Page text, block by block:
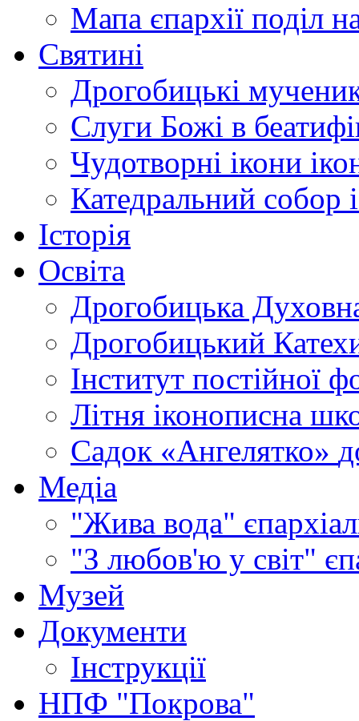
Мапа єпархії поділ
Святині
Дрогобицькі
Слуги Божі в
Чудотворні ікони
Катедральний собор
Історія
Освіта
Дрогобицька
Дрогобицький
Інститут постійної
Літня іконописна
Садок «Ангелятко»
Медіа
"Жива вода"
"З любов'ю у світ"
Музей
Документи
Інструкції
НПФ "Покрова"